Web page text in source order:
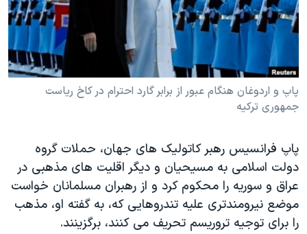
فرهنگ و زندگی
حقوق شهروندی
اقتصادی
علم و فناوری
اسرائیل در جنگ
آرشیو پخش زنده
مستندها
انتخابات ریاست جمهوری آمریکا ۲۰۲۴
حمله جمهوری اسلامی به اسرائیل
رمز مهسا
ورزش زنان در ایران
مجموعه مستندهای دادخواهی
تریبونال مردمی آبان ۹۸
دادگاه حمید نوری
دنبال کنید
زبانهای مختلف
پاپ و اردوغان هنگام عبور از برابر گارد احترام در کاخ ریاست
جمهوری ترکیه
پاپ فرانسیس رهبر کاتولیک های جهان، حملات گروه
دولت اسلامی به مسیحیان و دیگر اقلیت های مذهبی در
عراق و سوریه را محکوم کرد و از رهبران مسلمانان خواست
موضع نیرومندتری علیه تندروهایی که، به گفته او، مذهب
را برای توجیه تروریسم تحریف می کنند، برگزینند.